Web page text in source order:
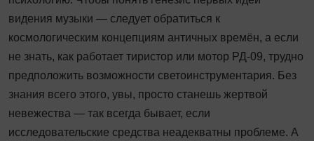
видения музыки — следует обратиться к
космологическим концепциям античных времён, а если
не знать, как работает тиристор или мотор РД-09, трудно
предположить возможности светоинструментария. Без
знания всего этого, увы, просто станешь жертвой
невежества — так всегда бывает, если
исследовательские средства неадекватны проблеме. А